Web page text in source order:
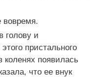
вовремя.
голову и
пристального
появилась
что ее внук